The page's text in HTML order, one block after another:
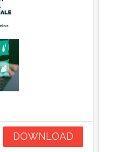
DOWNLOAD